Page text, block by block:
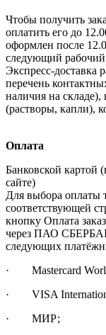
Чтобы получить
оплатить его до
оформлен после
следующий рабочий
Экспресс-доставка
перечень
наличия на складе),
(растворы, капли),
Оплата
Банковской картой
сайте)
Для выбора оплаты
соответствующей
кнопку Оплата
через ПАО
следующих
· Mastercard
· VISA
· МИР;